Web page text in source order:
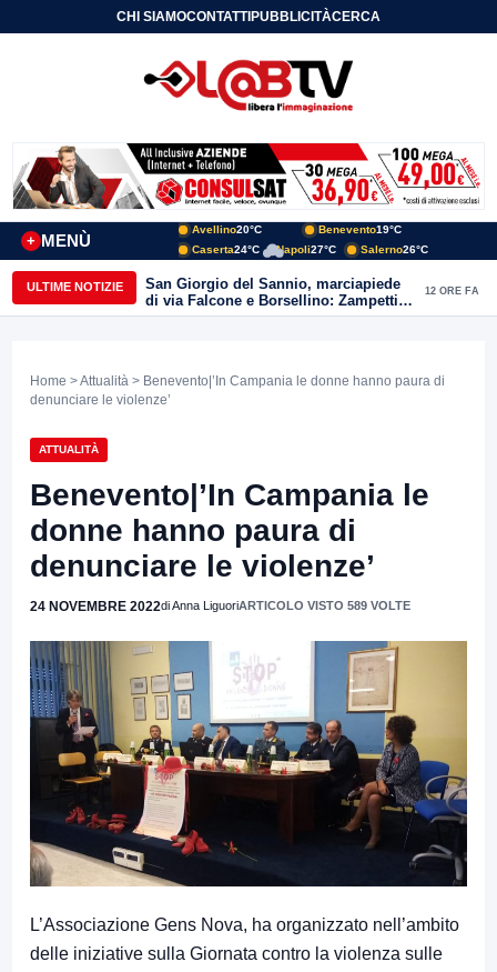
CHI SIAMOCONTATTIPUBBLICITÀCERCA
MENÙ
+
Avellino20°C Benevento19°C
Caserta24°C Napoli27°C Salerno26°C
ULTIME NOTIZIE
San Giorgio del Sannio, marciapiede
di via Falcone e Borsellino: Zampetti e
Lombardi replicano alle polemiche
12 ORE FA
Home >Attualità > Benevento|’In Campania le donne hanno paura di
denunciare le violenze’
ATTUALITÀ
Benevento|’In Campania le
donne hanno paura di
denunciare le violenze’
24 NOVEMBRE 2022di Anna LiguoriARTICOLO VISTO 589 VOLTE
L’Associazione Gens Nova, ha organizzato nell’ambito
delle iniziative sulla Giornata contro la violenza sulle